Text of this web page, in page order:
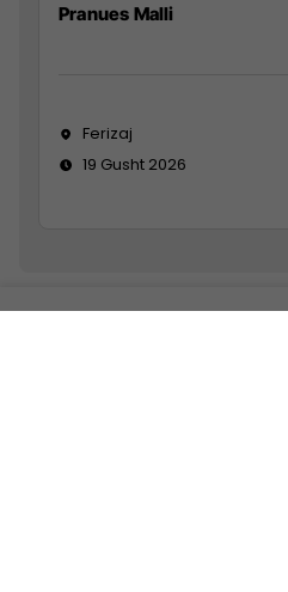
Pranues Malli
Ferizaj
19 Gusht 2026